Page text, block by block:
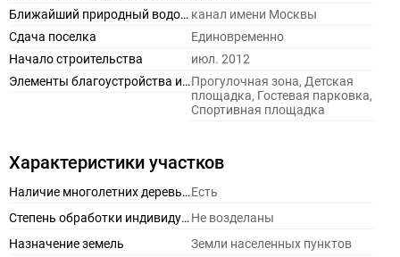
Ближайший природный водоем канал имени Москвы
Сдача поселка
Единовременно
Начало строительства
июл. 2012
Элементы благоустройства и инфраструктура внутри поселкаПрогулочная зона, Детская
площадка, Гостевая парковка,
Спортивная площадка
Характеристики участков
Наличие многолетних деревьев на участкахЕсть
Степень обработки индивидуальных участков Не возделаны
Назначение земель
Земли населенных пунктов